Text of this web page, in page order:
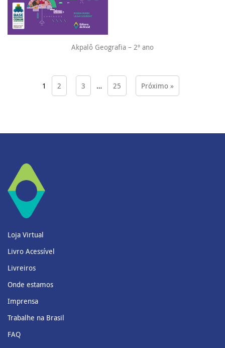
Akpalô Geografia – 2º ano
1 2 3 … 25 Próximo »
Loja Virtual
Livro Acessível
Livreiros
Onde estamos
Imprensa
Trabalhe na Brasil
FAQ